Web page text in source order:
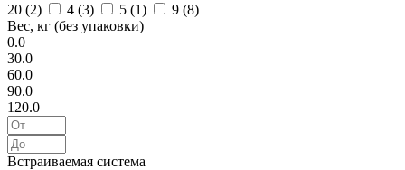
20 (2) 4 (3) 5 (1) 9 (8)
Вес, кг (без упаковки)
0.0
30.0
60.0
90.0
120.0
Встраиваемая система